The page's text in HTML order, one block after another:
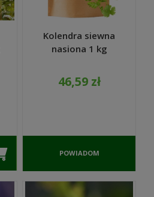
Kolendra siewna
nasiona 1 kg
46,59 zł
POWIADOM
DOSTĘPNOŚCI